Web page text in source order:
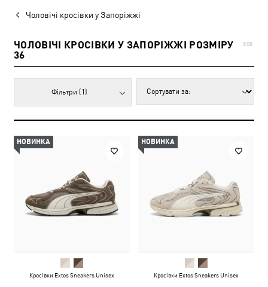
Чоловічі кросівки у Запоріжжі
ЧОЛОВІЧІ КРОСІВКИ У ЗАПОРІЖЖІ РОЗМІРУ
36
508
Фільтри (1)
НОВИНКА
Кросівки Extos Sneakers Unisex
НОВИНКА
Кросівки Extos Sneakers Unisex